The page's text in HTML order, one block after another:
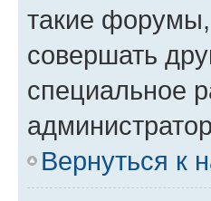
такие
совершать
специальное
Вернуться к